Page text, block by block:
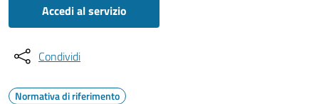
Accedi al servizio
Condividi
Normativa di riferimento